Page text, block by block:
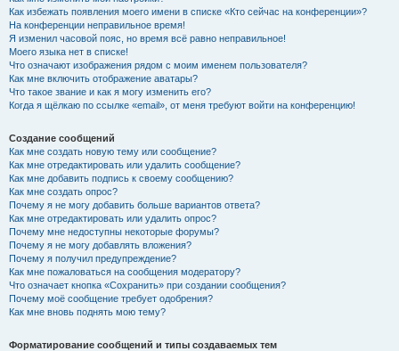
Как избежать появления моего имени в списке «Кто сейчас на конференции»?
На конференции неправильное время!
Я изменил часовой пояс, но время всё равно неправильное!
Моего языка нет в списке!
Что означают изображения рядом с моим именем пользователя?
Как мне включить отображение аватары?
Что такое звание и как я могу изменить его?
Когда я щёлкаю по ссылке «email», от меня требуют войти на конференцию!
Создание сообщений
Как мне создать новую тему или сообщение?
Как мне отредактировать или удалить сообщение?
Как мне добавить подпись к своему сообщению?
Как мне создать опрос?
Почему я не могу добавить больше вариантов ответа?
Как мне отредактировать или удалить опрос?
Почему мне недоступны некоторые форумы?
Почему я не могу добавлять вложения?
Почему я получил предупреждение?
Как мне пожаловаться на сообщения модератору?
Что означает кнопка «Сохранить» при создании сообщения?
Почему моё сообщение требует одобрения?
Как мне вновь поднять мою тему?
Форматирование сообщений и типы создаваемых тем